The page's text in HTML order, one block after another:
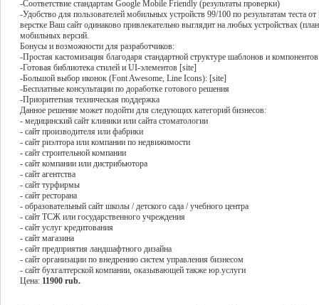
-Соответствие стандартам Google Mobile Friendly (результаты проверки)
-Удобство для пользователей мобильных устройств 99/100 по результатам теста
верстке Ваш сайт одинаково привлекательно выглядит на любых устройствах
мобильных версий.
Бонусы и возможности для разработчиков:
-Простая кастомизация благодаря стандартной структуре шаблонов и
-Готовая библиотека стилей и UI-элементов [site]
-Большой выбор иконок (Font Awesome, Line Icons): [site]
-Бесплатные консультации по доработке готового решения
-Приоритетная техническая поддержка
Данное решение может подойти для следующих категорий бизнесов:
- медицинский сайт клиники или сайта стоматологии
- сайт производителя или фабрики
- сайт риэлтора или компании по недвижимости
- сайт строительной компании
- сайт компании или дистрибьютора
- сайт агентства
- сайт турфирмы
- сайт ресторана
- образовательный сайт школы / детского сада / учебного центра
- сайт ТСЖ или государственного учреждения
- сайт услуг кредитования
- сайт магазина
- сайт предприятия ландшафтного дизайна
- сайт организации по внедрению систем управления бизнесом
- сайт бухгалтерской компании, оказывающей также юр.услуги
Цена: 11900 rub.